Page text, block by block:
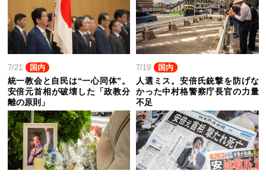
7/21 国内
統一教会と自民は“一心同体”。
安倍元首相が破壊した「政教分
離の原則」
7/19 国内
人選ミス。安倍氏銃撃を防げな
かった中村格警察庁長官の力量
不足